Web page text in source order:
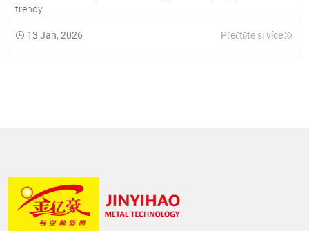
trendy
13 Jan, 2026 Přečtěte si více